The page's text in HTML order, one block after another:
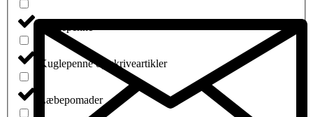
Kuglepenne og skriveartikler
Læbepomader